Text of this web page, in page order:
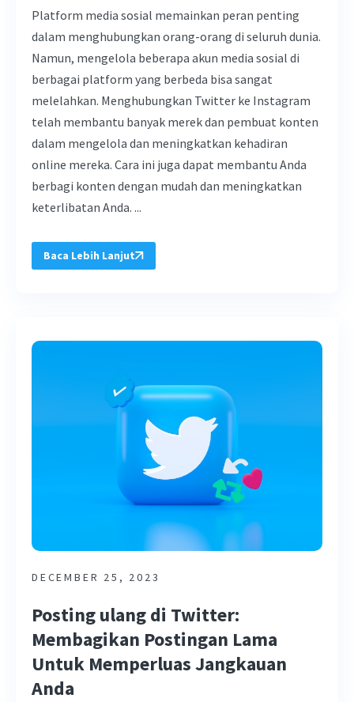
Platform media sosial memainkan peran penting
dalam menghubungkan orang-orang di seluruh dunia.
Namun, mengelola beberapa akun media sosial di
berbagai platform yang berbeda bisa sangat
melelahkan. Menghubungkan Twitter ke Instagram
telah membantu banyak merek dan pembuat konten
dalam mengelola dan meningkatkan kehadiran
online mereka. Cara ini juga dapat membantu Anda
berbagi konten dengan mudah dan meningkatkan
keterlibatan Anda. ...
Baca Lebih Lanjut
DECEMBER 25, 2023
Posting ulang di Twitter:
Membagikan Postingan Lama
Untuk Memperluas Jangkauan
Anda